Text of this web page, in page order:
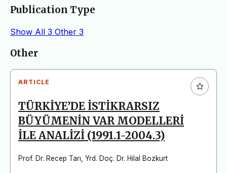
Publication Type
Show All 3 Other 3
Articles
Other
ARTICLE
TÜRKİYE’DE İSTİKRARSIZ
BÜYÜMENİN VAR MODELLERİ
İLE ANALİZİ (1991.1-2004.3)
Prof. Dr. Recep Tarı Yrd. Doç. Dr. Hilal Bozkurt